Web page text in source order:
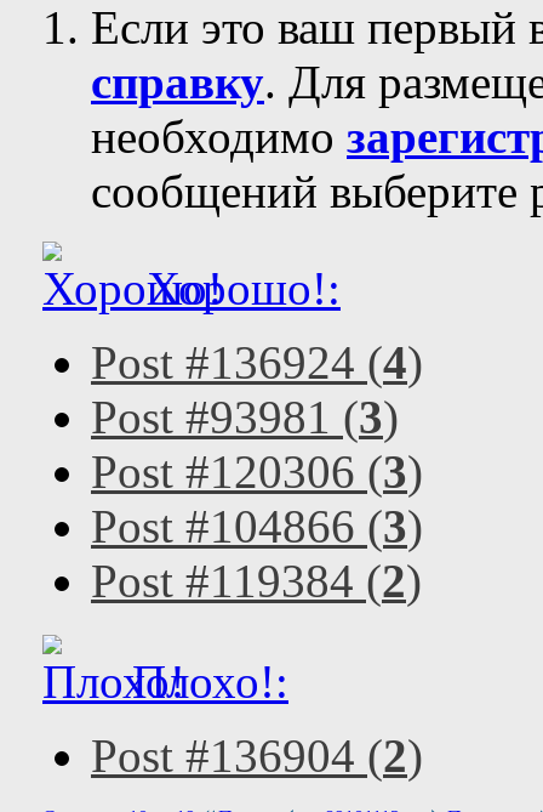
Если это ваш первый
справку. Для
необходимо
сообщений выберите
Хорошо!:
Post #136924 (4)
Post #93981 (3)
Post #120306 (3)
Post #104866 (3)
Post #119384 (2)
Плохо!:
Post #136904 (2)